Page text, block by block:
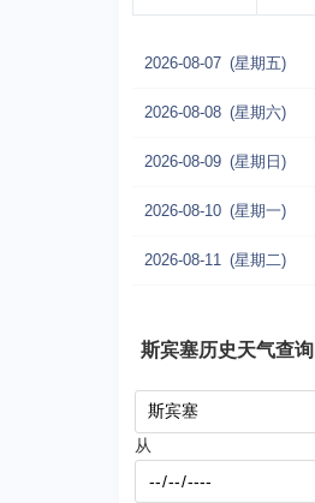
2026-08-07 (星期五)
2026-08-08 (星期六)
2026-08-09 (星期日)
2026-08-10 (星期一)
2026-08-11 (星期二)
斯宾塞历史天气查询
从